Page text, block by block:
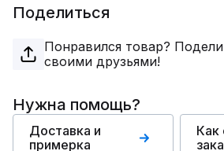
Поделиться
Понравился товар?
своими друзьями!
Нужна помощь?
Доставка и
примерка
Как